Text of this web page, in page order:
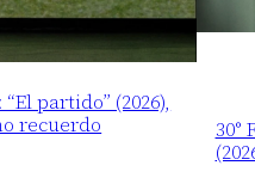
partido” (2026),
recuerdo
30°